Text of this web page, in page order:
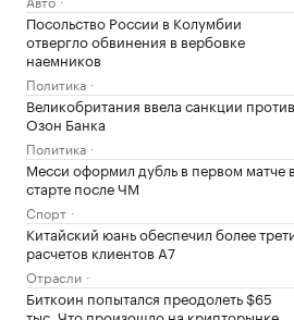
Посольство России в Колумбии
отвергло обвинения в вербовке
наемников
Политика
Великобритания ввела санкции против
Озон Банка
Политика
Месси оформил дубль в первом матче в
старте после ЧМ
Спорт
Китайский юань обеспечил более
расчетов клиентов А7
Отрасли
Биткоин попытался преодолеть $65
тыс. Что произошло на крипторынке